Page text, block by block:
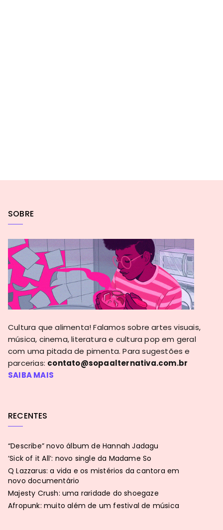
SOBRE
Cultura que alimenta! Falamos sobre artes visuais,
música, cinema, literatura e cultura pop em geral
com uma pitada de pimenta. Para sugestões e
parcerias: contato@sopaalternativa.com.br
SAIBA MAIS
RECENTES
“Describe” novo álbum de Hannah Jadagu
‘Sick of it All’: novo single da Madame So
Q Lazzarus: a vida e os mistérios da cantora em
novo documentário
Majesty Crush: uma raridade do shoegaze
Afropunk: muito além de um festival de música